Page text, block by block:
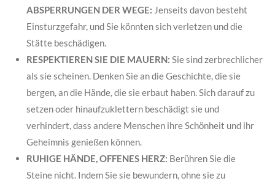
ABSPERRUNGEN DER WEGE: Jenseits davon besteht
Einsturzgefahr, und Sie könnten sich verletzen und die
Stätte beschädigen.
RESPEKTIEREN SIE DIE MAUERN: Sie sind zerbrechlicher
als sie scheinen. Denken Sie an die Geschichte, die sie
bergen, an die Hände, die sie erbaut haben. Sich darauf zu
setzen oder hinaufzuklettern beschädigt sie und
verhindert, dass andere Menschen ihre Schönheit und ihr
Geheimnis genießen können.
RUHIGE HÄNDE, OFFENES HERZ: Berühren Sie die
Steine nicht. Indem Sie sie bewundern, ohne sie zu